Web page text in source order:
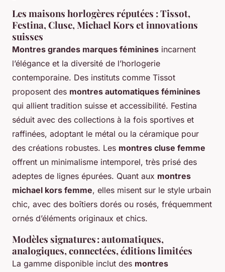
Les maisons horlogères réputées : Tissot,
Festina, Cluse, Michael Kors et innovations
suisses
Montres grandes marques féminines incarnent
l’élégance et la diversité de l’horlogerie
contemporaine. Des instituts comme Tissot
proposent des montres automatiques féminines
qui allient tradition suisse et accessibilité. Festina
séduit avec des collections à la fois sportives et
raffinées, adoptant le métal ou la céramique pour
des créations robustes. Les montres cluse femme
offrent un minimalisme intemporel, très prisé des
adeptes de lignes épurées. Quant aux montres
michael kors femme, elles misent sur le style urbain
chic, avec des boîtiers dorés ou rosés, fréquemment
ornés d’éléments originaux et chics.
Modèles signatures : automatiques,
analogiques, connectées, éditions limitées
La gamme disponible inclut des montres